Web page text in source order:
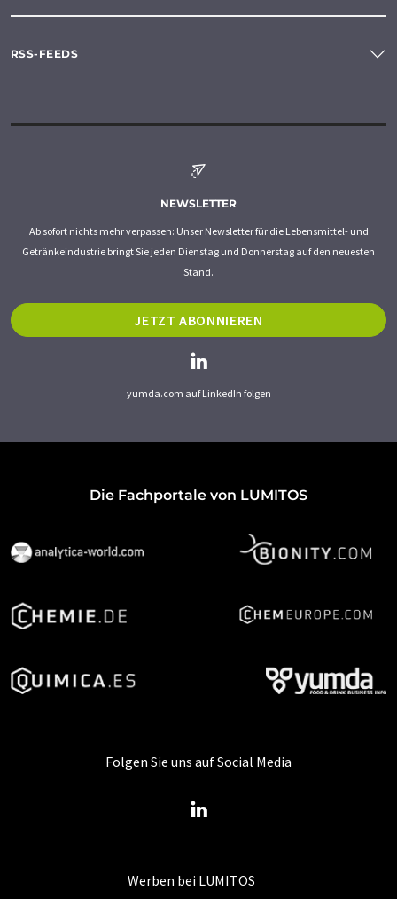
RSS-FEEDS
NEWSLETTER
Ab sofort nichts mehr verpassen: Unser Newsletter für die Lebensmittel- und
Getränkeindustrie bringt Sie jeden Dienstag und Donnerstag auf den neuesten
Stand.
JETZT ABONNIEREN
yumda.com auf LinkedIn folgen
Die Fachportale von LUMITOS
Werben bei LUMITOS
Folgen Sie uns auf Social Media